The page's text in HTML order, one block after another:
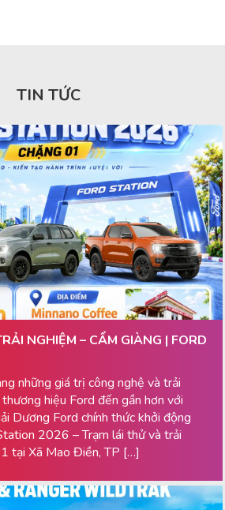
TIN TỨC
NGHIỆM – CẨM GIÀNG | FORD
những giá trị công nghệ và trải
hiệu Ford đến gần hơn với
Dương Ford chính thức khởi động
2026 – Trạm lái thử và trải
tại Xã Mao Điền, TP […]